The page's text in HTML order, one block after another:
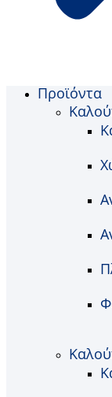
Προϊόντα